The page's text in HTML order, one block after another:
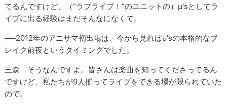
てるんですけど、（”ラブライブ！”のユニットの）μ'sとしてラ
イブに出る経験はまだそんなになくて。
──2012年のアニサマ初出場は、今から見ればμ'sの本格的なブ
レイク前夜というタイミングでした。
三森 そうなんですよ。皆さんは楽曲を知ってくださってるん
ですけど、私たちが9人揃ってライブをできる場が限られていた
ので。